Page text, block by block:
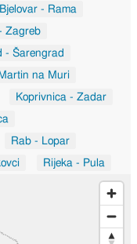
Bjelovar - Rama
Zagreb
- Šarengrad
na Muri
Koprivnica - Zadar
Rab - Lopar
Rijeka - Pula
Osijek